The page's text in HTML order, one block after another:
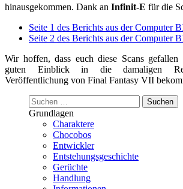
hinausgekommen. Dank an Infinit-E für die
Seite 1 des Berichts aus der Computer
Seite 2 des Berichts aus der Computer
Wir hoffen, dass euch diese Scans
guten Einblick in die damaligen
Veröffentlichung von Final Fantasy VII
Suchen
nach:
Grundlagen
Charaktere
Chocobos
Entwickler
Entstehungsgeschichte
Gerüchte
Handlung